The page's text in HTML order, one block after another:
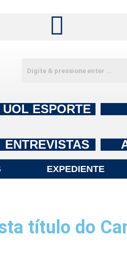
UOL ESPORTE
ENTREVISTAS
EXPEDIENTE
título do